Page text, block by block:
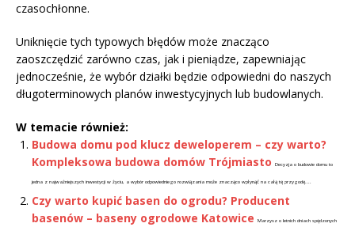
czasochłonne.
Uniknięcie tych typowych błędów może znacząco
zaoszczędzić zarówno czas, jak i pieniądze, zapewniając
jednocześnie, że wybór działki będzie odpowiedni do naszych
długoterminowych planów inwestycyjnych lub budowlanych.
W temacie również:
Budowa domu pod klucz deweloperem – czy warto?
Kompleksowa budowa domów Trójmiasto
Decyzja o budowie domu to
jedna z najważniejszych inwestycji w życiu, a wybór odpowiedniego rozwiązania może znacząco wpłynąć na całą tę przygodę....
Czy warto kupić basen do ogrodu? Producent
basenów – baseny ogrodowe Katowice
Marzysz o letnich dniach spędzonych